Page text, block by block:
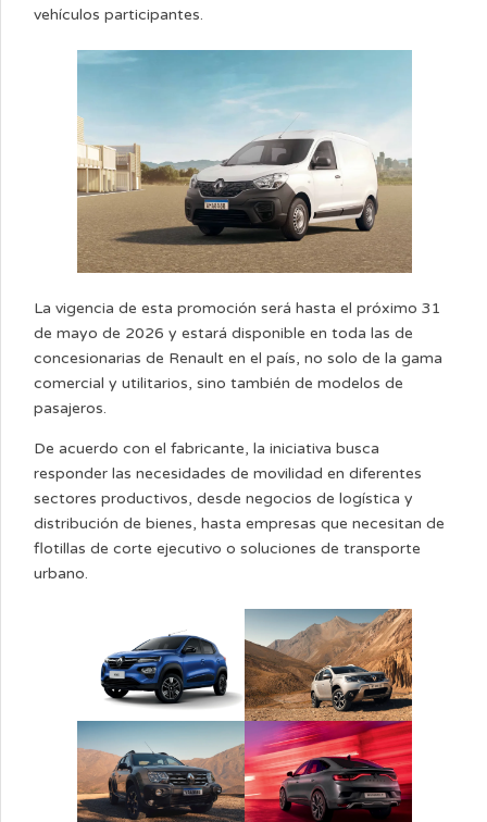
vehículos participantes.
La vigencia de esta promoción será hasta el próximo 31
de mayo de 2026 y estará disponible en toda las de
concesionarias de Renault en el país, no solo de la gama
comercial y utilitarios, sino también de modelos de
pasajeros.
De acuerdo con el fabricante, la iniciativa busca
responder las necesidades de movilidad en diferentes
sectores productivos, desde negocios de logística y
distribución de bienes, hasta empresas que necesitan de
flotillas de corte ejecutivo o soluciones de transporte
urbano.